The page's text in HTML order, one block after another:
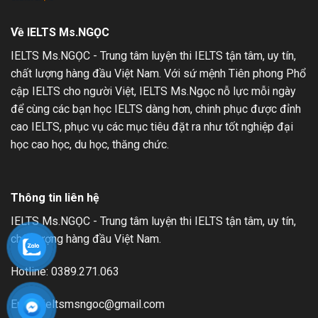
Về IELTS Ms.NGỌC
IELTS Ms.NGỌC - Trung tâm luyện thi IELTS tận tâm, uy tín,
chất lượng hàng đầu Việt Nam. Với sứ mệnh Tiên phong Phổ
cập IELTS cho người Việt, IELTS Ms.Ngọc nỗ lực mỗi ngày
để cùng các bạn học IELTS dàng hơn, chinh phục được đỉnh
cao IELTS, phục vụ các mục tiêu đặt ra như tốt nghiệp đại
học cao học, du học, thăng chức.
Thông tin liên hệ
IELTS Ms.NGỌC - Trung tâm luyện thi IELTS tận tâm, uy tín,
chất lượng hàng đầu Việt Nam.
Hotline: 0389.271.063
Email: ieltsmsngoc@gmail.com